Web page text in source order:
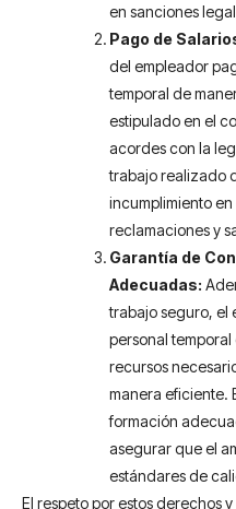
en sanciones
Pago de
del empleador
temporal de
estipulado en el
acordes con la
trabajo realizado
incumplimiento
reclamaciones y
Garantía de
Adecuadas:
trabajo seguro, el
personal
recursos
manera eficiente.
formación
asegurar que el
estándares de
El respeto por estos derechos